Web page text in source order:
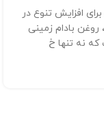
افزایش تنوع در
بادام زمینی
نه تنها خ